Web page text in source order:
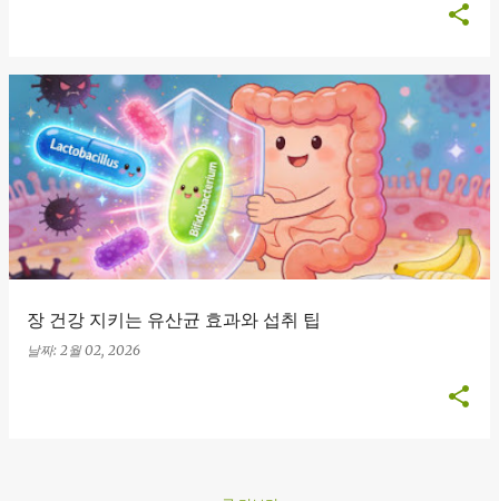
장 건강 지키는 유산균 효과와 섭취 팁
날짜: 2월 02, 2026